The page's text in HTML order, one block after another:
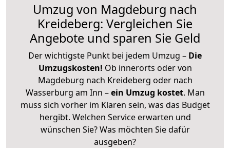
Umzug von Magdeburg nach
Kreideberg: Vergleichen Sie
Angebote und sparen Sie Geld
Der wichtigste Punkt bei jedem Umzug – Die
Umzugskosten! Ob innerorts oder von
Magdeburg nach Kreideberg oder nach
Wasserburg am Inn –ein Umzug kostet. Man
muss sich vorher im Klaren sein, was das Budget
hergibt. Welchen Service erwarten und
wünschen Sie? Was möchten Sie dafür
ausgeben?